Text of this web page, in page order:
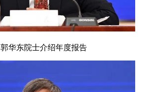
郭华东院士介绍年度报告